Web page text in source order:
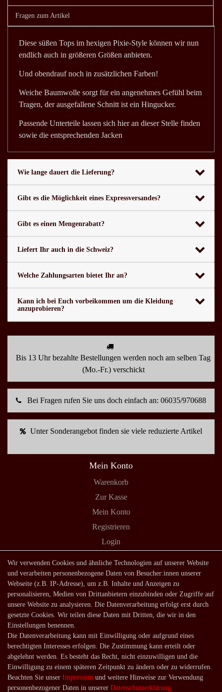
Fragen zum Artikel
Diese süßen Tops im hexigen Pixie-Style können wir nun
endlich auch in größeren Größen anbieten.
Und obendrauf noch in zusätzlichen Farben!
Weiche Baumwolle sorgt für ein angenehmes Gefühl beim
Tragen, der ausgefallene Schnitt ist ein Hingucker.
Passende Unterteile lassen sich hier an dieser Stelle finden
sowie die entsprechenden Jacken
Wie lange dauert die Lieferung?
Gibt es die Möglichkeit eines Expressversandes?
Gibt es einen Mengenrabatt?
Liefert Ihr auch in die Schweiz?
Welche Zahlungsarten bietet Ihr an?
Kann ich bei Euch vorbeikommen um die Kleidung
anzuprobieren?
Bis 13 Uhr bezahlte Bestellungen werden noch am selben Tag
(Mo.-Fr.) verschickt
Bei Fragen rufen Sie uns doch einfach an: 06035/970688
Unter Sonderangebot finden sie viele reduzierte Artikel
Mein Konto
Warenkorb
Zur Kasse
Mein Konto
Registrieren
Login
Shop
Lagerverkauf
Zahlungsarten
Versandarten und -kosten
Service
Kontakt
Häufige Fragen
Über uns
Wir verwenden Cookies und ähnliche Technologien auf unserer Website
und verarbeiten personenbezogene Daten von Besucher:innen unserer
Webseite (z.B. IP-Adresse), um z.B. Inhalte und Anzeigen zu
personalisieren, Medien von Drittanbietern einzubinden oder Zugriffe auf
unsere Website zu analysieren. Die Datenverarbeitung erfolgt erst durch
gesetzte Cookies. Wir teilen diese Daten mit Dritten, die wir in den
Einstellungen benennen.
Die Datenverarbeitung kann mit Einwilligung oder aufgrund eines
berechtigten Interesses erfolgen. Die Zustimmung kann erteilt oder
abgelehnt werden. Es besteht das Recht, nicht einzuwilligen und die
Einwilligung zu einem späteren Zeitpunkt zu ändern oder zu widerrufen.
Beachten Sie unser Impressum und weitere Hinweise zur Verwendung
personenbezogener Daten in unserer Daten­schutz­erklärung.